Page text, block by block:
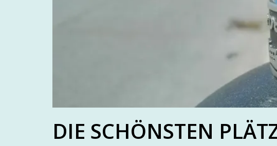
DIE SCHÖNSTEN